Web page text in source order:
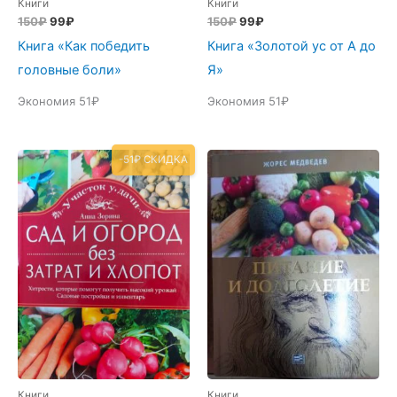
Книги
150₽Первоначальная
составляла
150₽.
99₽Текущая
99₽.
Книга «Как победить
головные боли»
Экономия 51₽
Книги
150₽Первоначальная
составляла
99₽Текущая
99₽.
Книга «Золотой ус от А до
Я»
Экономия 51₽
-51₽ СКИДКА